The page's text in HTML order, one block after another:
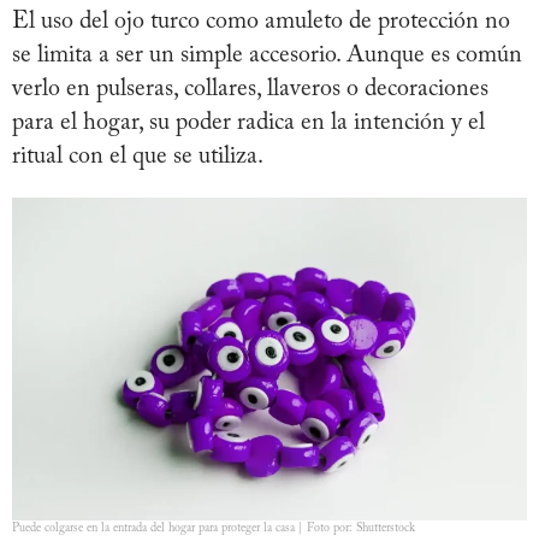
El uso del ojo turco como amuleto de protección no
se limita a ser un simple accesorio. Aunque es común
verlo en pulseras, collares, llaveros o decoraciones
para el hogar, su poder radica en la intención y el
ritual con el que se utiliza.
Puede colgarse en la entrada del hogar para proteger la casa | Foto por: Shutterstock